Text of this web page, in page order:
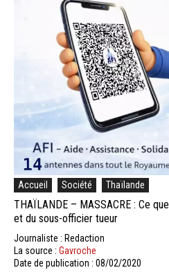
Accueil Société Thaïlande
THAÏLANDE – MASSACRE : Ce
et du sous-officier tueur
Journaliste : Redaction
La source : Gavroche
Date de publication : 08/02/2020